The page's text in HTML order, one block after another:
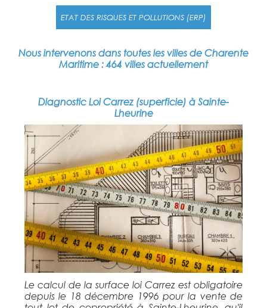
ETAT DES RISQUES ET POLLUTIONS (ERP)
Nous intervenons dans toutes les villes de Charente
Maritime : 464 villes actuellement
Diagnostic Loi Carrez (superficie) à Sainte-
Lheurine
Le calcul de la surface loi Carrez est obligatoire
depuis le 18 décembre 1996 pour la vente de